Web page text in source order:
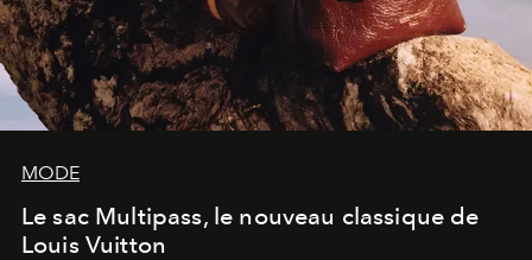
MODE
Le sac Multipass, le nouveau classique de
Louis Vuitton